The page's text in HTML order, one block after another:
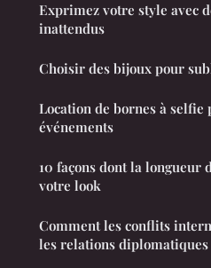
Exprimez votre style avec
inattendus
Choisir des bijoux pour
Location de bornes à selfie
événements
10 façons dont la longueur
votre look
Comment les conflits
les relations diplomatiques